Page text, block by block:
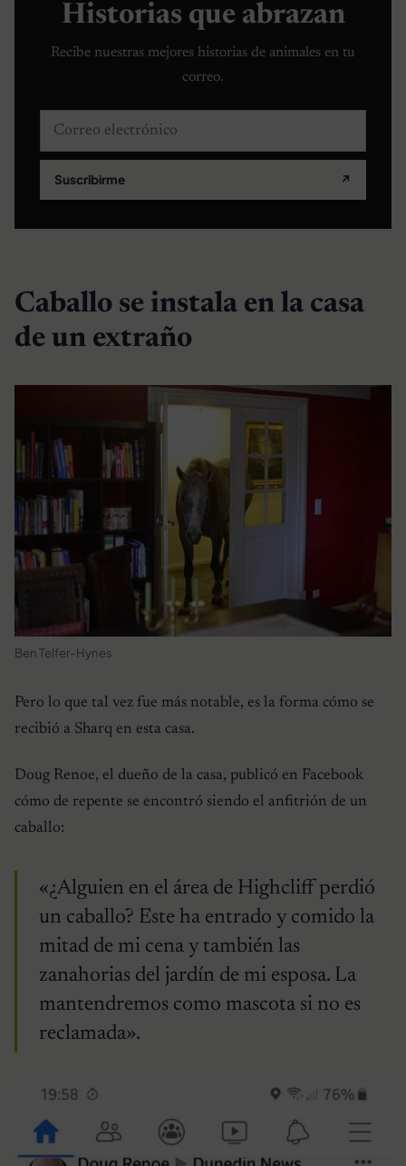
Historias que abrazan
Recibe nuestras mejores historias de animales en tu
correo.
Correo electrónico
Suscribirme ↗
Caballo se instala en la casa
de un extraño
Ben Telfer-Hynes
Pero lo que tal vez fue más notable, es la forma cómo se
recibió a Sharq en esta casa.
Doug Renoe, el dueño de la casa, publicó en Facebook
cómo de repente se encontró siendo el anfitrión de un
caballo:
«¿Alguien en el área de Highcliff perdió
un caballo? Este ha entrado y comido la
mitad de mi cena y también las
zanahorias del jardín de mi esposa. La
mantendremos como mascota si no es
reclamada».